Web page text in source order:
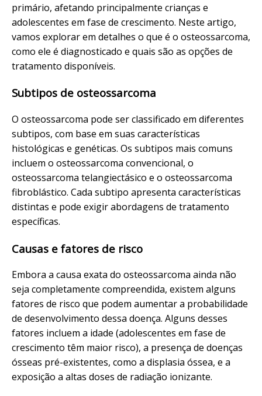
primário, afetando principalmente crianças e
adolescentes em fase de crescimento. Neste artigo,
vamos explorar em detalhes o que é o osteossarcoma,
como ele é diagnosticado e quais são as opções de
tratamento disponíveis.
Subtipos de osteossarcoma
O osteossarcoma pode ser classificado em diferentes
subtipos, com base em suas características
histológicas e genéticas. Os subtipos mais comuns
incluem o osteossarcoma convencional, o
osteossarcoma telangiectásico e o osteossarcoma
fibroblástico. Cada subtipo apresenta características
distintas e pode exigir abordagens de tratamento
específicas.
Causas e fatores de risco
Embora a causa exata do osteossarcoma ainda não
seja completamente compreendida, existem alguns
fatores de risco que podem aumentar a probabilidade
de desenvolvimento dessa doença. Alguns desses
fatores incluem a idade (adolescentes em fase de
crescimento têm maior risco), a presença de doenças
ósseas pré-existentes, como a displasia óssea, e a
exposição a altas doses de radiação ionizante.